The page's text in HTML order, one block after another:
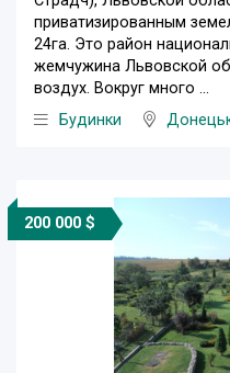
приватизированным
24га. Это район
жемчужина Львовской
воздух. Вокруг много ...
Будинки
200 000 $